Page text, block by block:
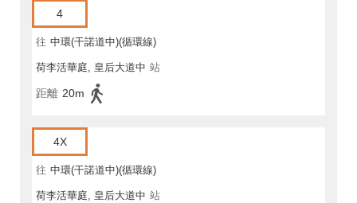
4
往 中環(干諾道中)(循環線)
荷李活華庭, 皇后大道中 站
距離 20m
4X
往 中環(干諾道中)(循環線)
荷李活華庭, 皇后大道中 站